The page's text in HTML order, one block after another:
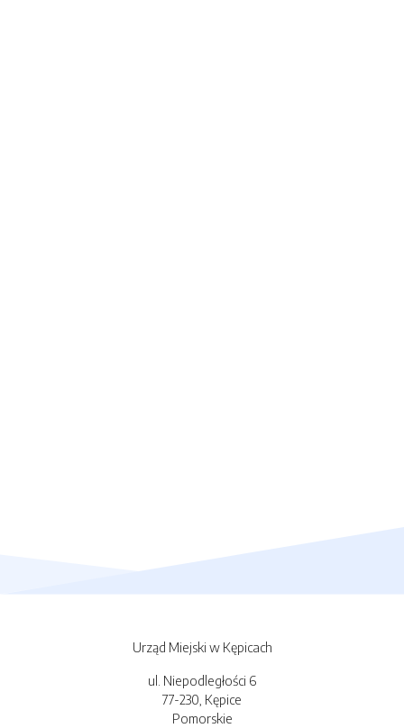
Urząd Miejski w Kępicach
ul. Niepodległości 6
77-230, Kępice
Pomorskie